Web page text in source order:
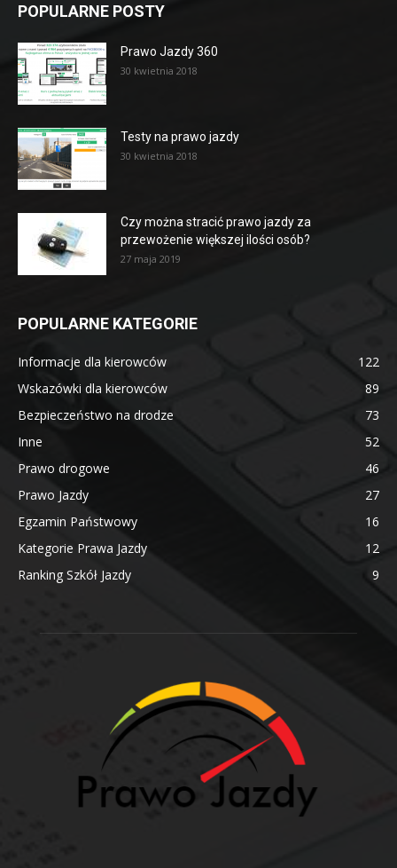
POPULARNE POSTY
Prawo Jazdy 360
30 kwietnia 2018
Testy na prawo jazdy
30 kwietnia 2018
Czy można stracić prawo jazdy za
przewożenie większej ilości osób?
27 maja 2019
POPULARNE KATEGORIE
Informacje dla kierowców
122
Wskazówki dla kierowców
89
Bezpieczeństwo na drodze
73
Inne
52
Prawo drogowe
46
Prawo Jazdy
27
Egzamin Państwowy
16
Kategorie Prawa Jazdy
12
Ranking Szkół Jazdy
9